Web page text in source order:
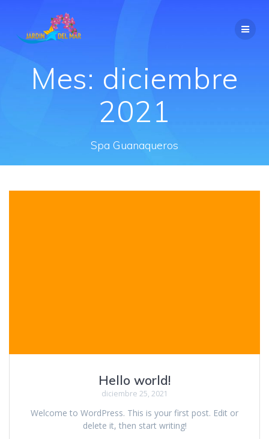
Mes: diciembre
2021
Spa Guanaqueros
Hello world!
diciembre 25, 2021
Welcome to WordPress. This is your first post. Edit or
delete it, then start writing!